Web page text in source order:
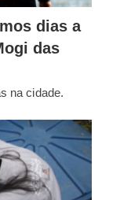
dias a
das
na cidade.